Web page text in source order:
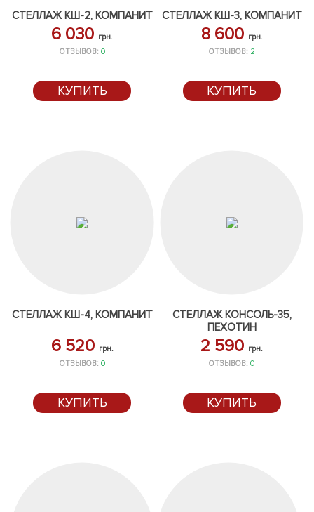
СТЕЛЛАЖ КШ-2, КОМПАНИТ
6 030 грн.
ОТЗЫВОВ: 0
КУПИТЬ
СТЕЛЛАЖ КШ-3, КОМПАНИТ
8 600 грн.
ОТЗЫВОВ: 2
КУПИТЬ
СТЕЛЛАЖ КШ-4, КОМПАНИТ
6 520 грн.
ОТЗЫВОВ: 0
КУПИТЬ
СТЕЛЛАЖ КОНСОЛЬ-35,
ПЕХОТИН
2 590 грн.
ОТЗЫВОВ:0
КУПИТЬ